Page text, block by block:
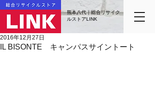
熊本八代｜総合リサイク
ルストアLINK
IL BISONTE キャンパスサイントート
2016年12月27日